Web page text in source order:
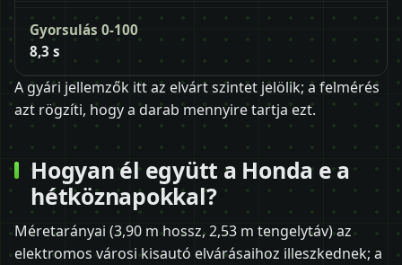
Gyorsulás 0-100
8,3 s
A gyári jellemzők itt az elvárt szintet jelölik; a felmérés
azt rögzíti, hogy a darab mennyire tartja ezt.
Hogyan él együtt a Honda e a
hétköznapokkal?
Méretarányai (3,90 m hossz, 2,53 m tengelytáv) az
elektromos városi kisautó elvárásaihoz illeszkednek; a